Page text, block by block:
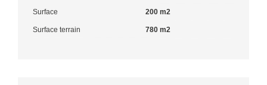
Surface 200 m2
Surface terrain 780 m2